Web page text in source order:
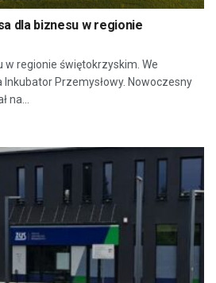
dla biznesu w regionie
w regionie świętokrzyskim. We
Inkubator Przemysłowy. Nowoczesny
na...